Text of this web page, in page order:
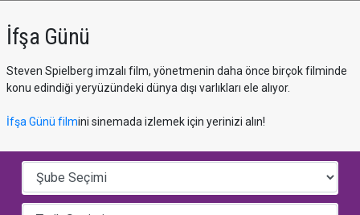
İfşa Günü
Steven Spielberg imzalı film, yönetmenin daha önce birçok filminde
konu edindiği yeryüzündeki dünya dışı varlıkları ele alıyor.
İfşa Günü filmini sinemada izlemek için yerinizi alın!